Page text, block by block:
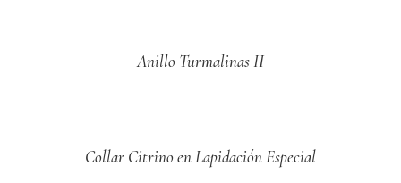
Anillo Turmalinas II
Collar Citrino en Lapidación Especial